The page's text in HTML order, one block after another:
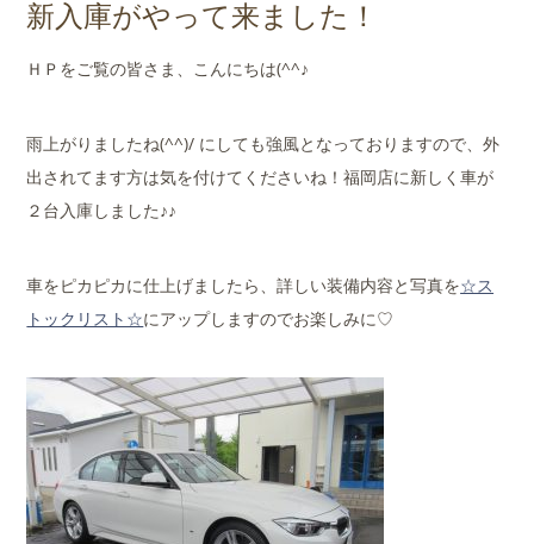
店舗案内
会社概要
新入庫がやって来ました！
ＨＰをご覧の皆さま、こんにちは(^^♪
雨上がりましたね(^^)/ にしても強風となっておりますので、外
出されてます方は気を付けてくださいね！福岡店に新しく車が
２台入庫しました♪♪
車をピカピカに仕上げましたら、詳しい装備内容と写真を☆ス
トックリスト☆にアップしますのでお楽しみに♡